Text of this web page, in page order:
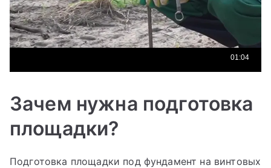
Зачем нужна подготовка
площадки?
Подготовка площадки под фундамент на винтовых